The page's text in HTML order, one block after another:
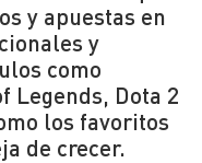
y apuestas en
y
como
Legends, Dota 2
los favoritos
de crecer.